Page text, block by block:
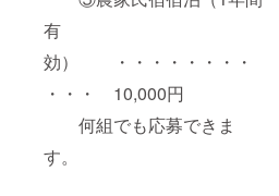
有
効） ・・・・・・・・
・・・ 10,000円
何組でも応募できま
す。